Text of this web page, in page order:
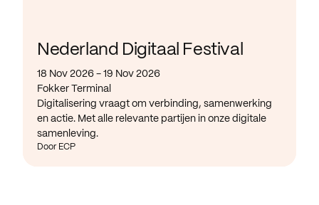
Nederland Digitaal Festival
18 Nov 2026 - 19 Nov 2026
Fokker Terminal
Digitalisering vraagt om verbinding, samenwerking
en actie. Met alle relevante partijen in onze digitale
samenleving.
Door ECP